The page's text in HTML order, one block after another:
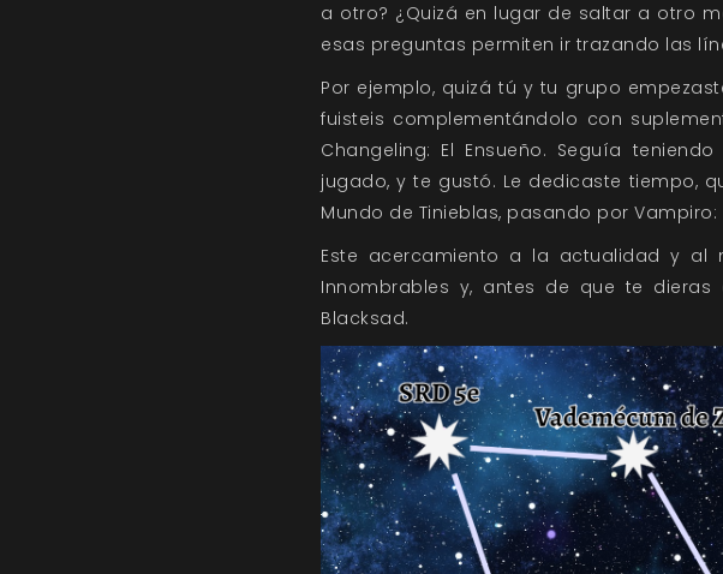
a otro? ¿Quizá en lugar de saltar a otro
esas preguntas permiten ir trazando las
Por ejemplo, quizá tú y tu grupo
fuisteis complementándolo con
Changeling: El Ensueño. Seguía
jugado, y te gustó. Le dedicaste tiempo,
Mundo de Tinieblas, pasando por
Este acercamiento a la actualidad y
Innombrables y, antes de que te
Blacksad.